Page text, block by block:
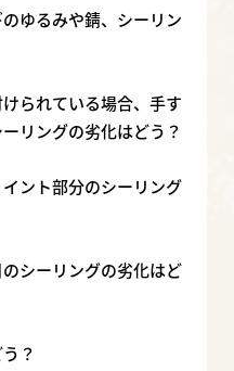
ゆるみや錆、シーリン
られている場合、手す
リングの劣化はどう？
ント部分のシーリング
シーリングの劣化はど
？